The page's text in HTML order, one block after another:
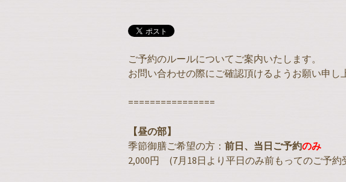
ご予約のルールについてご案内いたします。
お問い合わせの際にご確認頂けるようお願い申し
================
【昼の部】
季節御膳ご希望の方： 前日、当日ご予約のみ
2,000円 (7月18日より平日のみ前もってのご予約